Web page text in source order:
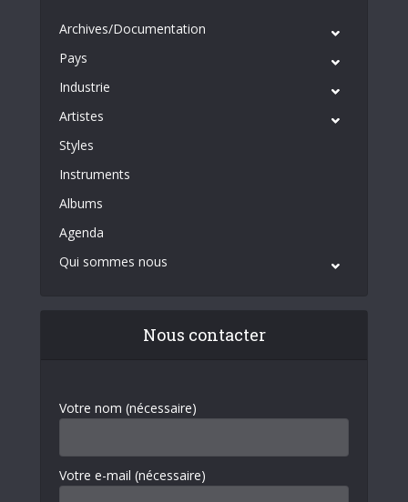
Archives/Documentation
Pays
Industrie
Artistes
Styles
Instruments
Albums
Agenda
Qui sommes nous
Nous contacter
Votre nom (nécessaire)
Votre e-mail (nécessaire)